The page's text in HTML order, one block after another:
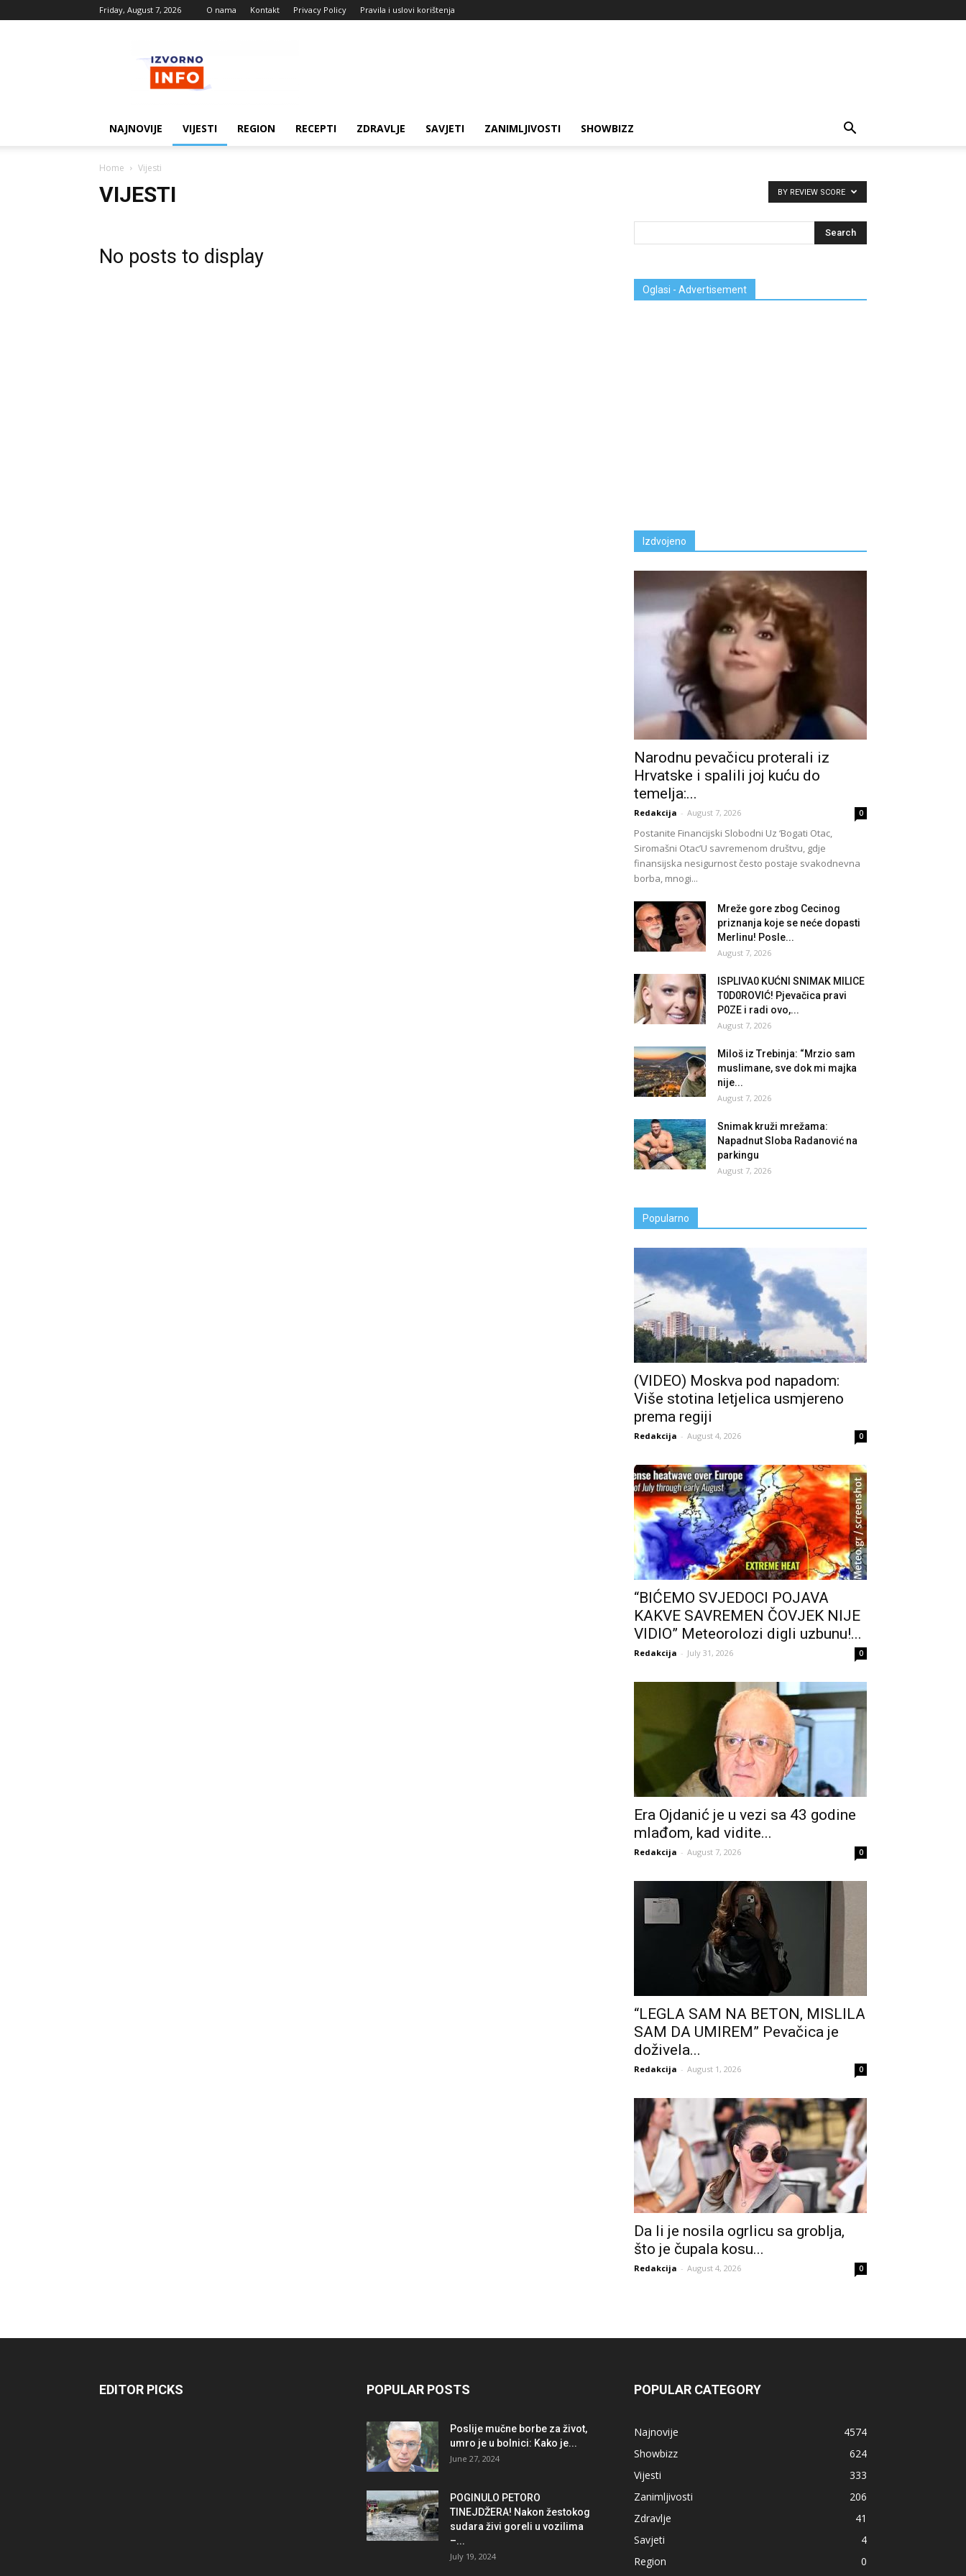
Friday, August 7, 2026 O nama Kontakt Privacy Policy Pravila i uslovi korištenja
vijesti
NAJNOVIJE VIJESTI REGION RECEPTI ZDRAVLJE SAVJETI ZANIMLJIVOSTI SHOWBIZZ
Home Vijesti
VIJESTI BY REVIEW SCORE
No posts to display
Oglasi - Advertisement
Izdvojeno
Narodnu pevačicu proterali iz
Hrvatske i spalili joj kuću do
temelja:...
Redakcija - August 7, 2026 0
Postanite Financijski Slobodni Uz ‘Bogati Otac,
Siromašni Otac’U savremenom društvu, gdje
finansijska nesigurnost često postaje svakodnevna
borba, mnogi...
Mreže gore zbog Cecinog
priznanja koje se neće dopasti
Merlinu! Posle...
August 7, 2026
lSPLlVA0 KUĆNl SNlMAK MlLlCE
T0D0ROVlĆ! Pjevačica pravi
P0ZE i radi ovo,...
August 7, 2026
Miloš iz Trebinja: “Mrzio sam
muslimane, sve dok mi majka
nije...
August 7, 2026
Snimak kruži mrežama:
Napadnut Sloba Radanović na
parkingu
August 7, 2026
Popularno
(VIDEO) Moskva pod napadom:
Više stotina letjelica usmjereno
prema regiji
Redakcija - August 4, 2026 0
“BIĆEMO SVJEDOCI POJAVA
KAKVE SAVREMEN ČOVJEK NIJE
VIDIO” Meteorolozi digli uzbunu!...
Redakcija - July 31, 2026 0
Era Ojdanić je u vezi sa 43 godine
mlađom, kad vidite...
Redakcija - August 7, 2026 0
“LEGLA SAM NA BETON, MISLILA
SAM DA UMIREM” Pevačica je
doživela...
Redakcija - August 1, 2026 0
Da li je nosila ogrlicu sa groblja,
što je čupala kosu...
Redakcija - August 4, 2026 0
EDITOR PICKS POPULAR POSTS
Poslije mučne borbe za život,
umro je u bolnici: Kako je...
June 27, 2024
POGINULO PETORO
TINEJDŽERA! Nakon žestokog
sudara živi goreli u vozilima
–...
July 19, 2024
POPULAR CATEGORY
Najnovije
4574
Showbizz
624
Vijesti
333
Zanimljivosti
206
Zdravlje
41
Savjeti
4
Region
0